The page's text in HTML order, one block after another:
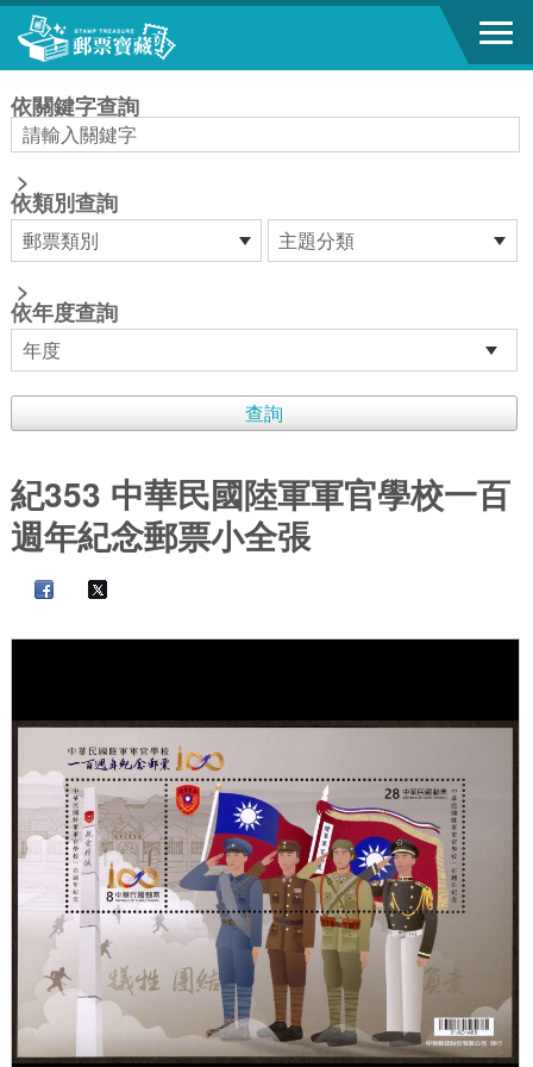
跳到主要內容區塊
依關鍵字查詢
>
依類別查詢
>
依年度查詢
紀353 中華民國陸軍軍官學校一百
週年紀念郵票小全張